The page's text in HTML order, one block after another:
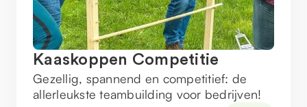
Kaaskoppen Competitie
Gezellig, spannend en competitief: de
allerleukste teambuilding voor bedrijven!